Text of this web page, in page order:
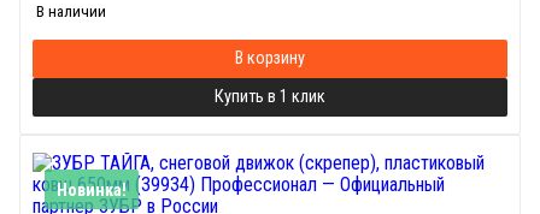
В наличии
В корзину
Купить в 1 клик
Новинка!